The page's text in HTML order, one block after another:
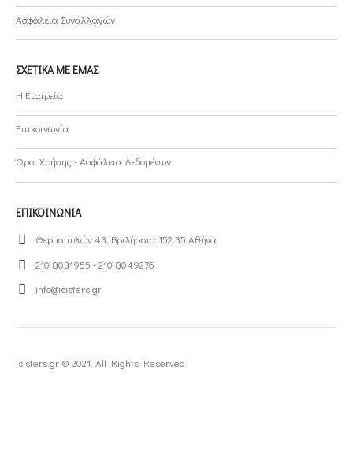
Ασφάλεια Συναλλαγών
ΣΧΕΤΙΚΆ ΜΕ ΕΜΆΣ
Η Εταιρεία
Επικοινωνία
Όροι Χρήσης - Ασφάλεια Δεδομένων
ΕΠΙΚΟΙΝΩΝΊΑ
Θερμοπυλών 43, Βριλήσσια 152 35 Αθήνα
210 8031955 - 210 8049276
info@isisters.gr
isisters.gr © 2021. All Rights Reserved